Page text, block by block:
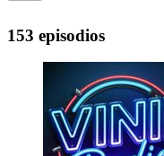
153 episodios